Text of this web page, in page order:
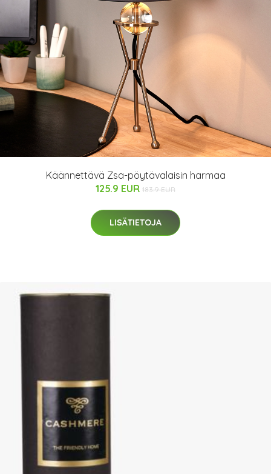
Käännettävä Zsa-pöytävalaisin harmaa
125.9 EUR 183.9 EUR
LISÄTIETOJA